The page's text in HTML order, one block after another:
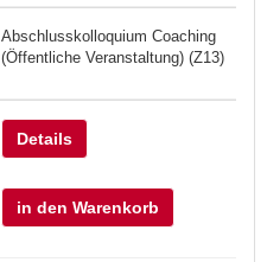
Abschlusskolloquium Coaching
(Öffentliche Veranstaltung) (Z13)
Details
in den Warenkorb